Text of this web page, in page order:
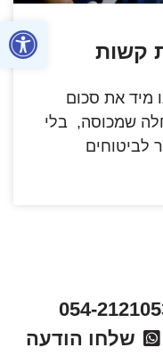
פתח
קשות
מיד את סכום
שמכוסה, בלי
לביטוחים
054-
שלחו הודעה